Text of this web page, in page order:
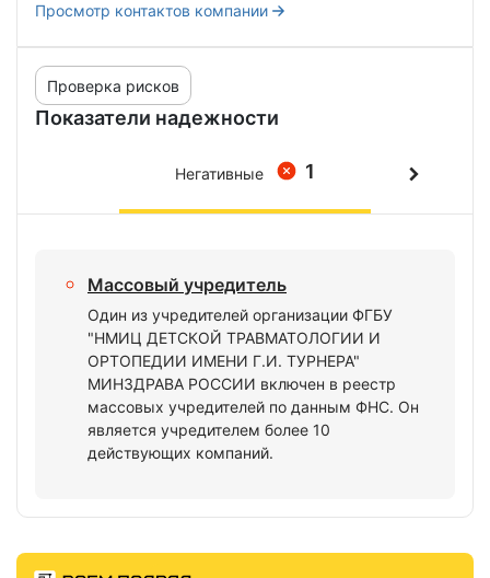
Просмотр контактов компании
Показатели надежности
Проверка рисков
1
Негативные
Массовый учредитель
Один из учредителей организации ФГБУ
"НМИЦ ДЕТСКОЙ ТРАВМАТОЛОГИИ И
ОРТОПЕДИИ ИМЕНИ Г.И. ТУРНЕРА"
МИНЗДРАВА РОССИИ включен в реестр
массовых учредителей по данным ФНС. Он
является учредителем более 10
действующих компаний.